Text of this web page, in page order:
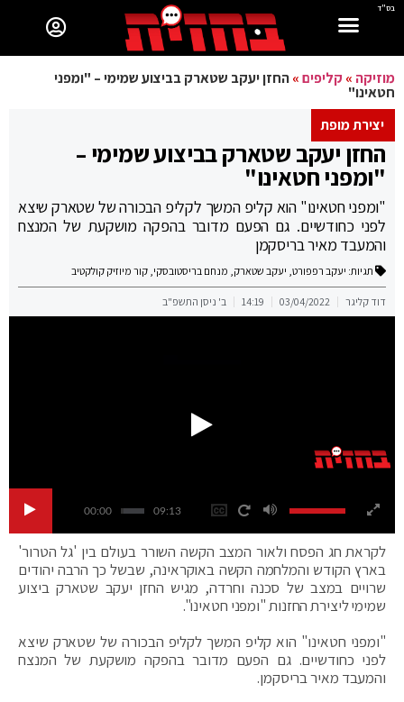
בס"ד
מוזיקה » קליפים»החזן יעקב שטארק בביצוע שמימי – "ומפני
חטאינו"
יצירת מופת
החזן יעקב שטארק בביצוע שמימי –
"ומפני חטאינו"
"ומפני חטאינו" הוא קליפ המשך לקליפ הבכורה של שטארק שיצא
לפני כחודשיים. גם הפעם מדובר בהפקה מושקעת של המנצח
והמעבד מאיר בריסקמן
תגיות: יעקב רפפורט, יעקב שטארק, מנחם בריסטובסקי, קור מיוזיק קולקטיב
דוד קליגר 03/04/2022
14:19 ב' ניסן התשפ"ב
00:00 09:13
לקראת חג הפסח ולאור המצב הקשה השורר בעולם בין 'גל הטרור'
בארץ הקודש והמלחמה הקשה באוקראינה, שבשל כך הרבה יהודים
שרויים במצב של סכנה וחרדה, מגיש החזן יעקב שטארק ביצוע
שמימי ליצירת החזנות "ומפני חטאינו".
"ומפני חטאינו" הוא קליפ המשך לקליפ הבכורה של שטארק שיצא
לפני כחודשיים. גם הפעם מדובר בהפקה מושקעת של המנצח
והמעבד מאיר בריסקמן.